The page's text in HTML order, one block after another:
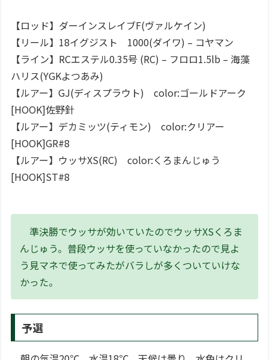
【ロッド】ダーインスレイブF(ヴァルケイン)
【リール】18イグジスト 1000(ダイワ) – コヤマン
【ライン】RCエステル0.35号 (RC) – フロロ1.5lb – 海藻
ハリス(YGKよつあみ)
【ルアー】GJ(ディスプラウト) color:ゴールドアーク
[HOOK]佐野針
【ルアー】デカミッツ(ティモン) color:クリアー
[HOOK]GR#8
【ルアー】ウッサXS(RC) color:くろまんじゅう
[HOOK]ST#8
準決勝でウッサが効いていたのでウッサXSくろま
んじゅう。普段ウッサを使っていなかったので見よ
う見マネで使ってみたがバラしが多くついていけな
かった。
予選